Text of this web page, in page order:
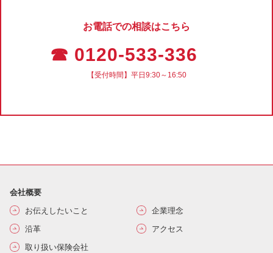
お電話での相談はこちら
☎ 0120-533-336
【受付時間】平日9:30～16:50
会社概要
お伝えしたいこと
企業理念
沿革
アクセス
取り扱い保険会社